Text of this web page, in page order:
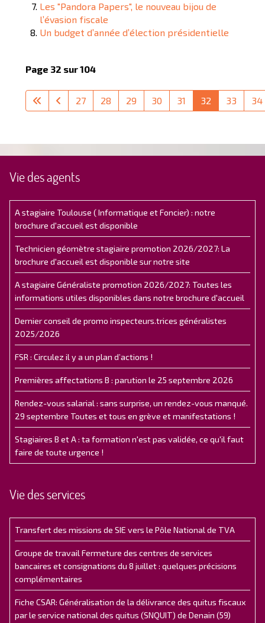
Les "Pandora Papers", le nouveau bijou de
l’évasion fiscale
Un budget d’année d’élection présidentielle
Page 32 sur 104
27 28 29 30 31 32 33 34
Vie des agents
A stagiaire Toulouse ( Informatique et Foncier) : notre
brochure d'accueil est disponible
Technicien géomètre stagiaire promotion 2026/2027: La
brochure d'accueil est disponible sur notre site
A stagiaire Généraliste promotion 2026/2027: Toutes les
informations utiles disponibles dans notre brochure d'accueil
Dernier conseil de promo inspecteurs.trices généralistes
2025/2026
FSR : Circulez il y a un plan d’actions !
Premières affectations B : parution le 25 septembre 2026
Rendez-vous salarial : sans surprise, un rendez-vous manqué.
29 septembre Toutes et tous en grève et manifestations !
Stagiaires B et A : ta formation n'est pas validée, ce qu'il faut
faire de toute urgence !
Vie des services
Transfert des missions de SIE vers le Pôle National de TVA
Groupe de travail Fermeture des centres de services
bancaires et consignations du 8 juillet : quelques précisions
complémentaires
Fiche CSAR: Généralisation de la délivrance des quitus fiscaux
par le service national des quitus (SNQUIT) de Denain (59)